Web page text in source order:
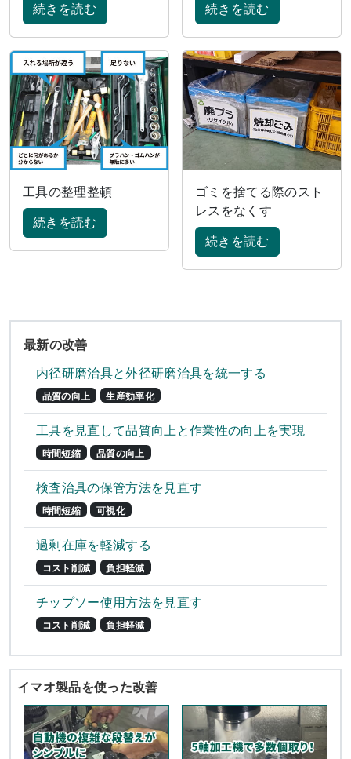
続きを読む 続きを読む
工具の整理整頓
続きを読む
ゴミを捨てる際のスト
レスをなくす
続きを読む
最新の改善
内径研磨治具と外径研磨治具を統一する
品質の向上 生産効率化
工具を見直して品質向上と作業性の向上を実現
時間短縮 品質の向上
検査治具の保管方法を見直す
時間短縮 可視化
過剰在庫を軽減する
コスト削減 負担軽減
チップソー使用方法を見直す
コスト削減 負担軽減
イマオ製品を使った改善